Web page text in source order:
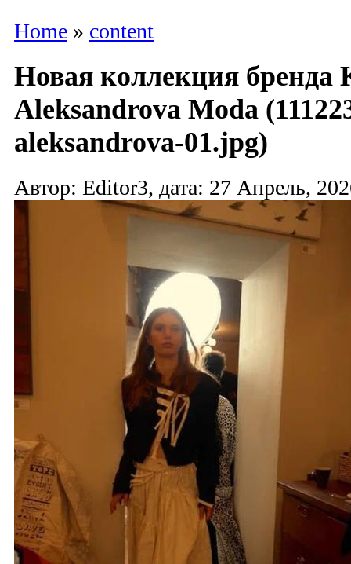
Home » content
Новая коллекция бренда
Aleksandrova Moda
aleksandrova-01.jpg)
Автор: Editor3, дата: 27 Апрель,